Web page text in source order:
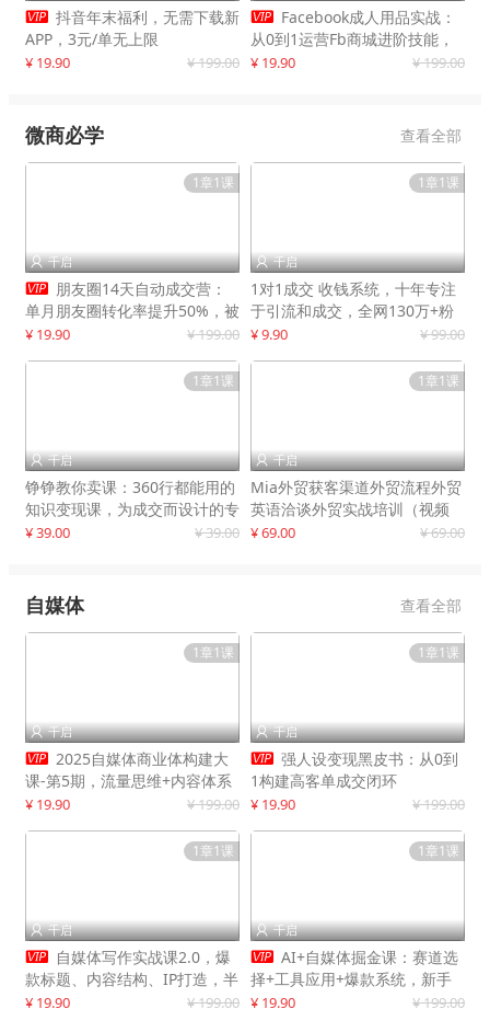
 抖音年末福利，无需下载新
APP，3元/单无上限
¥ 19.90 ¥ 199.00
 Facebook成人用品实战：
从0到1运营Fb商城进阶技能，
快速提升订单转化与店铺收益
¥ 19.90 ¥ 199.00
微商必学 查看全部
1章1课
 千启
 朋友圈14天自动成交营：
单月朋友圈转化率提升50%，被
动收入超3万元
¥ 19.90 ¥ 199.00
1章1课
 千启
1对1成交 收钱系统，十年专注
于引流和成交，全网130万+粉
丝
¥ 9.90 ¥ 99.00
1章1课
 千启
铮铮教你卖课：360行都能用的
知识变现课，为成交而设计的专
属课程
¥ 39.00 ¥ 39.00
1章1课
 千启
Mia外贸获客渠道外贸流程外贸
英语洽谈外贸实战培训（视频
课）价值399元
¥ 69.00 ¥ 69.00
自媒体 查看全部
1章1课
 千启
 2025自媒体商业体构建大
课-第5期，流量思维+内容体系
+变现闭环，打造个人可持续生
¥ 19.90 ¥ 199.00
1章1课
 千启
 强人设变现黑皮书：从0到
1构建高客单成交闭环
¥ 19.90 ¥ 199.00
1章1课
 千启
 自媒体写作实战课2.0，爆
款标题、内容结构、IP打造，半
年复制30万粉月入10万+
¥ 19.90 ¥ 199.00
1章1课
 千启
 AI+自媒体掘金课：赛道选
择+工具应用+爆款系统，新手
快速起步，副业月入8000+
¥ 19.90 ¥ 199.00